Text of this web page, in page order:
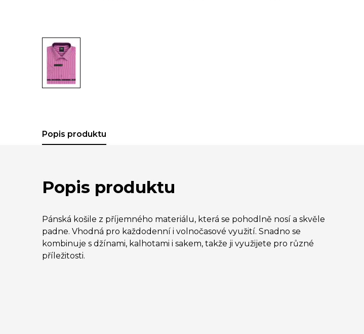
Popis produktu
Popis produktu
Pánská košile z příjemného materiálu, která se pohodlně nosí a skvěle
padne. Vhodná pro každodenní i volnočasové využití. Snadno se
kombinuje s džínami, kalhotami i sakem, takže ji využijete pro různé
příležitosti.